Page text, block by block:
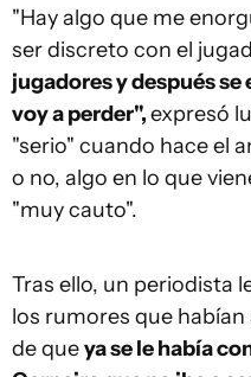
"Hay algo que me
ser discreto con el
jugadores y después
voy a perder",expresó
"serio" cuando hace el
o no, algo en lo que
"muy cauto".
Tras ello, un periodista
los rumores que
de queya se le había